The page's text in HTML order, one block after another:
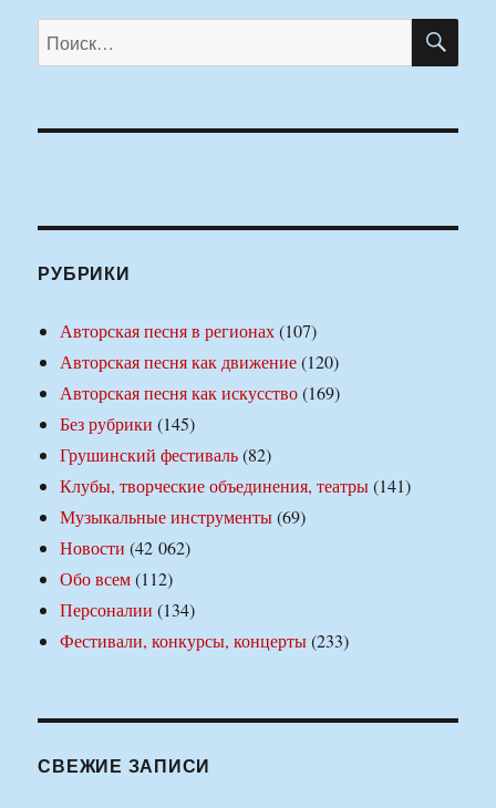
Искать:
РУБРИКИ
Авторская песня в регионах(107)
Авторская песня как движение(120)
Авторская песня как искусство(169)
Без рубрики (145)
Грушинский фестиваль(82)
Клубы, творческие объединения, театры(141)
Музыкальные инструменты(69)
Новости (42 062)
Обо всем(112)
Персоналии (134)
Фестивали, конкурсы, концерты(233)
СВЕЖИЕ ЗАПИСИ